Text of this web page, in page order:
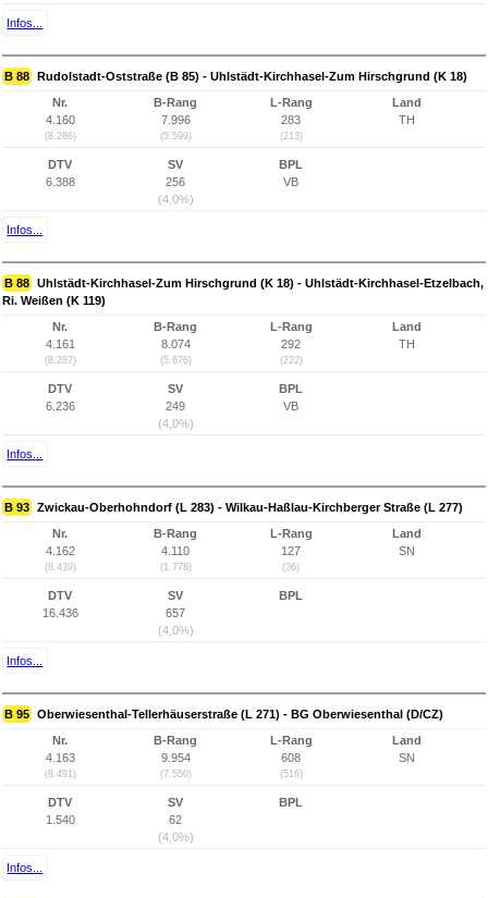
Infos...
B 88 Rudolstadt-Oststraße (B 85) - Uhlstädt-Kirchhasel-Zum Hirschgrund (K 18)
Nr.
4.160
(8.286)
B-Rang
7.996
(5.599)
L-Rang
283
(213)
Land
TH
DTV
6.388
SV
256
(4,0%)
BPL
VB
Infos...
B 88 Uhlstädt-Kirchhasel-Zum Hirschgrund (K 18) - Uhlstädt-Kirchhasel-Etzelbach,
Ri. Weißen (K 119)
Nr.
4.161
(8.287)
B-Rang
8.074
(5.676)
L-Rang
292
(222)
Land
TH
DTV
6.236
SV
249
(4,0%)
BPL
VB
Infos...
B 93 Zwickau-Oberhohndorf (L 283) - Wilkau-Haßlau-Kirchberger Straße (L 277)
Nr.
4.162
(8.439)
B-Rang
4.110
(1.778)
L-Rang
127
(36)
Land
SN
DTV
16.436
SV
657
(4,0%)
BPL
Infos...
B 95 Oberwiesenthal-Tellerhäuserstraße (L 271) - BG Oberwiesenthal (D/CZ)
Nr.
4.163
(8.491)
B-Rang
9.954
(7.550)
L-Rang
608
(516)
Land
SN
DTV
1.540
SV
62
(4,0%)
BPL
Infos...